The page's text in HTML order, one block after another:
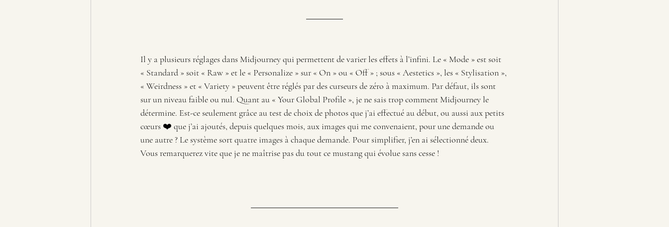
Il y a plusieurs réglages dans Midjourney qui permettent de varier les effets à l’infini. Le « Mode » est soit
« Standard » soit « Raw » et le « Personalize » sur « On » ou « Off » ; sous « Aestetics », les « Stylisation »,
« Weirdness » et « Variety » peuvent être réglés par des curseurs de zéro à maximum. Par défaut, ils sont
sur un niveau faible ou nul. Quant au « Your Global Profile », je ne sais trop comment Midjourney le
détermine. Est-ce seulement grâce au test de choix de photos que j’ai effectué au début, ou aussi aux petits
cœurs ❤️ que j’ai ajoutés, depuis quelques mois, aux images qui me convenaient, pour une demande ou
une autre ? Le système sort quatre images à chaque demande. Pour simplifier, j’en ai sélectionné deux.
Vous remarquerez vite que je ne maîtrise pas du tout ce mustang qui évolue sans cesse !